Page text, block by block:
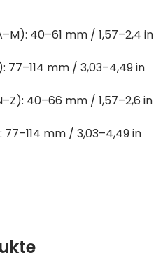
40–61 mm / 1,57–2,4 in
77–114 mm / 3,03–4,49 in
40–66 mm / 1,57–2,6 in
mm / 3,03–4,49 in